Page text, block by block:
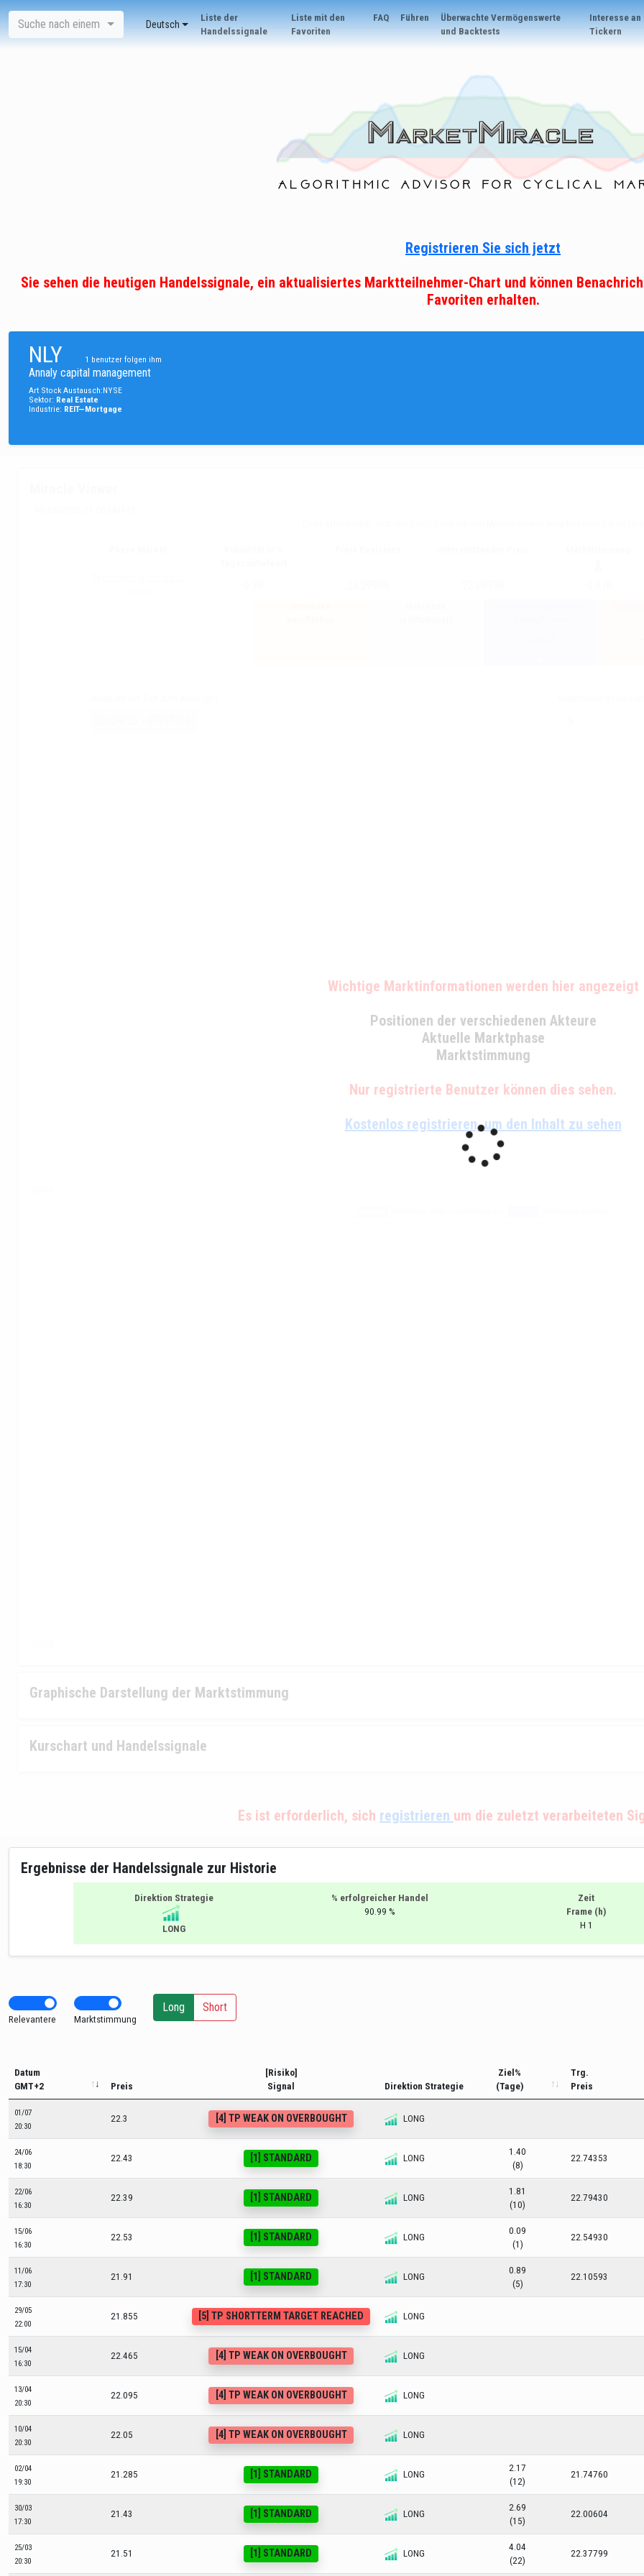
Suche nach einem Deutsch
Liste der
Handelssignale
Liste mit den
Favoriten
FAQ Führen
Überwachte Vermögenswerte
und Backtests
Interesse an
Tickern
Registrieren Sie sich jetzt
Sie sehen die heutigen Handelssignale, ein aktualisiertes Marktteilnehmer-Chart und können
Favoriten erhalten.
NLY 1 benutzer folgen ihm
Annaly capital management
Art Stock Austausch:NYSE
Sektor: Real Estate
Industrie: REIT—Mortgage
Wichtige Marktinformationen werden hier angezeigt
Positionen der verschiedenen Akteure
Aktuelle Marktphase
Marktstimmung
Nur registrierte Benutzer können dies sehen.
Kostenlos registrieren, um den Inhalt zu sehen
Graphische Darstellung der Marktstimmung
Kurschart und Handelssignale
Es ist erforderlich, sich registrieren um die zuletzt verarbeiteten
Ergebnisse der Handelssignale zur Historie
Direktion Strategie
LONG
% erfolgreicher Handel
90.99 %
Zeit
Frame (h)
H 1
Relevantere Marktstimmung
Long Short
Datum
GMT+2
Preis
[Risiko]
Signal
Direktion Strategie
Ziel%
(Tage)
Trg.
Preis
01/07
20:30
22.3 [4] TP WEAK ON OVERBOUGHT LONG
24/06
18:30
22.43 [1] STANDARD LONG
1.40
(8)
22.74353
22/06
16:30
22.39 [1] STANDARD LONG
1.81
(10)
22.79430
15/06
16:30
22.53 [1] STANDARD LONG
0.09
(1)
22.54930
11/06
17:30
21.91 [1] STANDARD LONG
0.89
(5)
22.10593
29/05
22:00
21.855 [5] TP SHORTTERM TARGET REACHED LONG
15/04
16:30
22.465 [4] TP WEAK ON OVERBOUGHT LONG
13/04
20:30
22.095 [4] TP WEAK ON OVERBOUGHT LONG
10/04
20:30
22.05 [4] TP WEAK ON OVERBOUGHT LONG
02/04
19:30
21.285 [1] STANDARD LONG
2.17
(12)
21.74760
30/03
17:30
21.43 [1] STANDARD LONG
2.69
(15)
22.00604
25/03
20:30
21.51 [1] STANDARD LONG
4.04
(22)
22.37799